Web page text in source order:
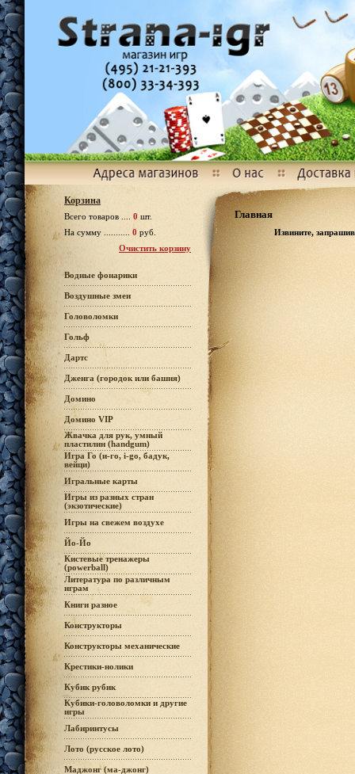
Корзина
Всего товаров .... 0 шт.
На сумму ........... 0 руб.
Очистить корзину
Водные фонарики
Воздушные змеи
Головоломки
Гольф
Дартс
Дженга (городок или башня)
Домино
Домино VIP
Жвачка для рук, умный
пластилин (handgum)
Игра Го (и-го, i-go, бадук,
вейци)
Игральные карты
Игры из разных стран
(экзотические)
Игры на свежем воздухе
Йо-Йо
Кистевые тренажеры
(powerball)
Литература по различным
играм
Книги разное
Конструкторы
Конструкторы механические
Крестики-нолики
Кубик рубик
Кубики-головоломки и другие
игры
Лабиринтусы
Лото (русское лото)
Маджонг (ма-джонг)
Главная
Извините,